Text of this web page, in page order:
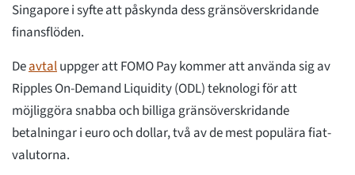
Singapore i syfte att påskynda dess gränsöverskridande
finansflöden.
Deavtaluppger att FOMO Pay kommer att använda sig av
Ripples On-Demand Liquidity (ODL) teknologi för att
möjliggöra snabba och billiga gränsöverskridande
betalningar i euro och dollar, två av de mest populära fiat-
valutorna.